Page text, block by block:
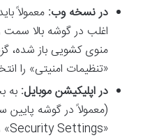
در نسخه وب: معمولاً
اغلب در گوشه بالا سمت
«تنظیمات امنیتی» را
در اپلیکیشن موبایل:
(معمولاً در گوشه
«Security Settings» را پیدا کنید.